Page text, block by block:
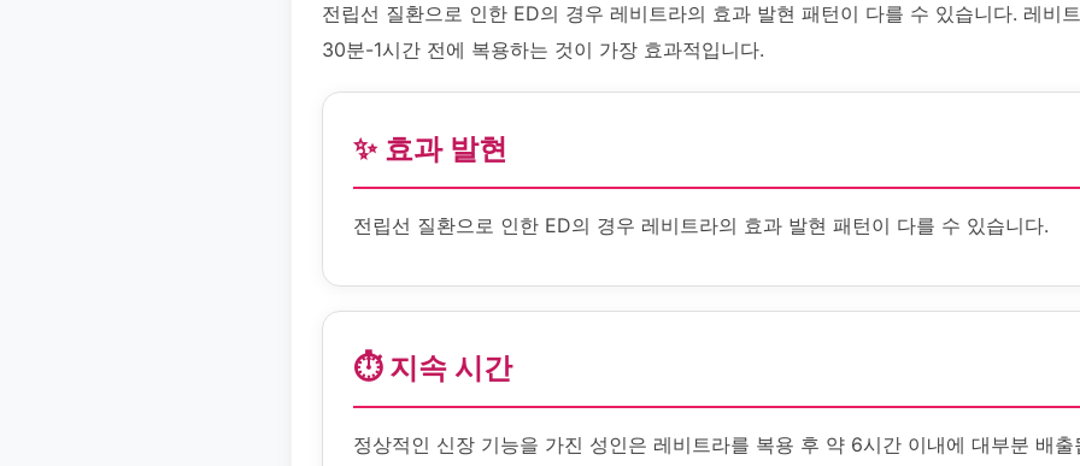
전립선 질환으로 인한 ED의 경우 레비트라의 효과 발현 패턴이 다를 수 있습니다. 레비
30분-1시간 전에 복용하는 것이 가장 효과적입니다.
✨ 효과 발현
전립선 질환으로 인한 ED의 경우 레비트라의 효과 발현 패턴이 다를 수 있습니다.
⏱️ 지속 시간
정상적인 신장 기능을 가진 성인은 레비트라를 복용 후 약 6시간 이내에 대부분 배